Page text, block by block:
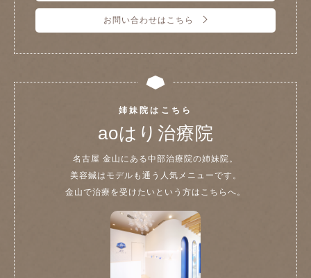
お問い合わせはこちら
姉妹院はこちら
aoはり治療院
名古屋 金山にある中部治療院の姉妹院。
美容鍼はモデルも通う人気メニューです。
金山で治療を受けたいという方はこちらへ。